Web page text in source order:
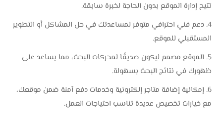
تتيح إدارة الموقع بدون الحاجة لخبرة سابقة.
دعم فني احترافي متوفر لمساعدتك في حل المشاكل أو التطوير
المستقبلي للموقع.
الموقع مصمم ليكون صديقًا لمحركات البحث، مما يساعد على
ظهورك في نتائج البحث بسهولة.
إمكانية إضافة متاجر إلكترونية وخدمات دفع آمنة ضمن موقعك،
مع خيارات تخصيص عديدة تناسب احتياجات العمل.